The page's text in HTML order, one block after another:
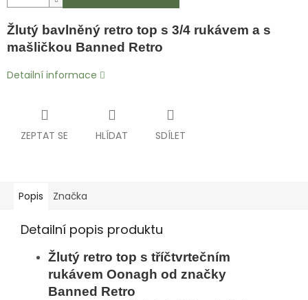
Žlutý bavlněný retro top s 3/4 rukávem a s
mašličkou Banned Retro
Detailní informace
ZEPTAT SE HLÍDAT SDÍLET
Popis Značka
Detailní popis produktu
Žlutý retro top s tříčtvrtečním
rukávem Oonagh od značky
Banned Retro